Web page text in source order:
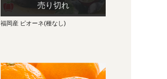
福岡産 ピオーネ(種なし)